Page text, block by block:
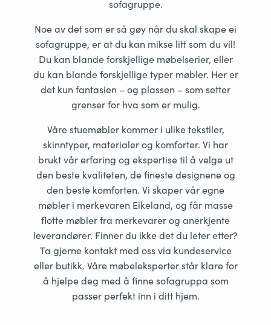
sofagruppe.
Noe av det som er så gøy når du skal skape ei
sofagruppe, er at du kan mikse litt som du vil!
Du kan blande forskjellige møbelserier, eller
du kan blande forskjellige typer møbler. Her er
det kun fantasien – og plassen – som setter
grenser for hva som er mulig.
Våre stuemøbler kommer i ulike tekstiler,
skinntyper, materialer og komforter. Vi har
brukt vår erfaring og ekspertise til å velge ut
den beste kvaliteten, de fineste designene og
den beste komforten. Vi skaper vår egne
møbler i merkevaren Eikeland, og får masse
flotte møbler fra merkevarer og anerkjente
leverandører. Finner du ikke det du leter etter?
Ta gjerne kontakt med oss via kundeservice
eller butikk. Våre møbeleksperter står klare for
å hjelpe deg med å finne sofagruppa som
passer perfekt inn i ditt hjem.